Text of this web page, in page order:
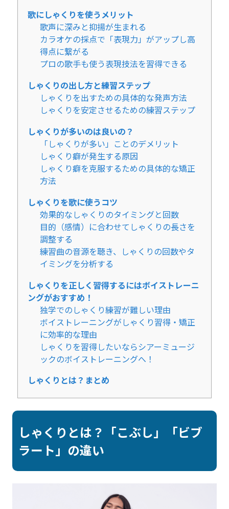
歌にしゃくりを使うメリット
歌声に深みと抑揚が生まれる
カラオケの採点で「表現力」がアップし高
得点に繋がる
プロの歌手も使う表現技法を習得できる
しゃくりの出し方と練習ステップ
しゃくりを出すための具体的な発声方法
しゃくりを安定させるための練習ステップ
しゃくりが多いのは良いの？
「しゃくりが多い」ことのデメリット
しゃくり癖が発生する原因
しゃくり癖を克服するための具体的な矯正
方法
しゃくりを歌に使うコツ
効果的なしゃくりのタイミングと回数
目的（感情）に合わせてしゃくりの長さを
調整する
練習曲の音源を聴き、しゃくりの回数やタ
イミングを分析する
しゃくりを正しく習得するにはボイストレーニ
ングがおすすめ！
独学でのしゃくり練習が難しい理由
ボイストレーニングがしゃくり習得・矯正
に効率的な理由
しゃくりを習得したいならシアーミュージ
ックのボイストレーニングへ！
しゃくりとは？まとめ
しゃくりとは？「こぶし」「ビブ
ラート」の違い